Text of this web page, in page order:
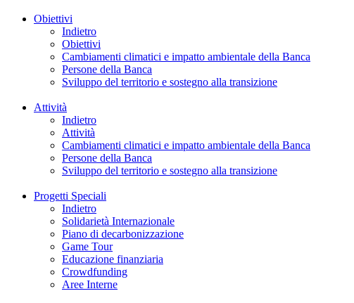
Obiettivi
Indietro
Obiettivi
Cambiamenti climatici e impatto ambientale della Banca
Persone della Banca
Sviluppo del territorio e sostegno alla transizione
Attività
Indietro
Attività
Cambiamenti climatici e impatto ambientale della Banca
Persone della Banca
Sviluppo del territorio e sostegno alla transizione
Progetti Speciali
Indietro
Solidarietà Internazionale
Piano di decarbonizzazione
Game Tour
Educazione finanziaria
Crowdfunding
Aree Interne